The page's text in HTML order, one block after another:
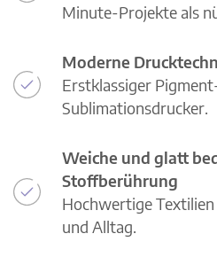
Minute-Projekte als
Moderne
Erstklassiger
Sublimationsdrucker.
Weiche und glatt
Stoffberührung
Hochwertige
und Alltag.